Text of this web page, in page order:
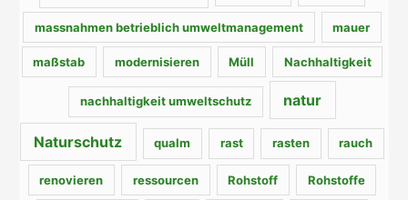
massnahmen betrieblich umweltmanagement mauer
maßstab modernisieren Müll Nachhaltigkeit
nachhaltigkeit umweltschutz natur
Naturschutz qualm rast rasten rauch
renovieren ressourcen Rohstoff Rohstoffe